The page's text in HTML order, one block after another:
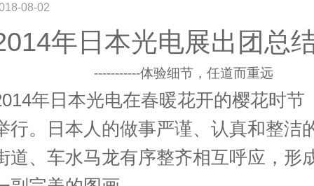
08-02
年日本光电展出团总
-----------体验细节，任道而重远
年日本光电在春暖花开的樱花时节
行。
日本人的做事严谨、认真和整洁
道、 车水马龙有序整齐相互呼应，形